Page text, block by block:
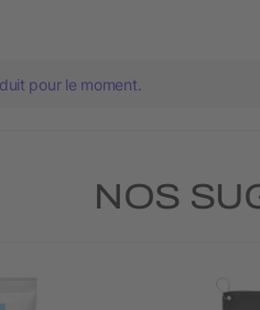
pour le moment.
NOS